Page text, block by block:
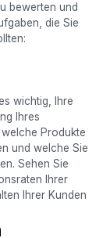
bewerten und
die Sie
wichtig, Ihre
Ihres
Produkte
und welche Sie
Sehen Sie
Ihrer
Ihrer Kunden